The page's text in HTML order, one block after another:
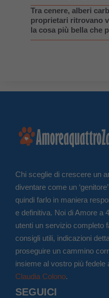
Tra cenere, alberi
proprietari ritrovano
la cosa più bella che
Chi sceglie di crescere un
diventare come un
quindi farlo in maniera
e definitiva. Noi di Amore a
utenti un servizio completo
consigli utili, indicazioni
proseguire un cammino
insieme al vostro più fedele
Claudia Colono.
SEGUICI